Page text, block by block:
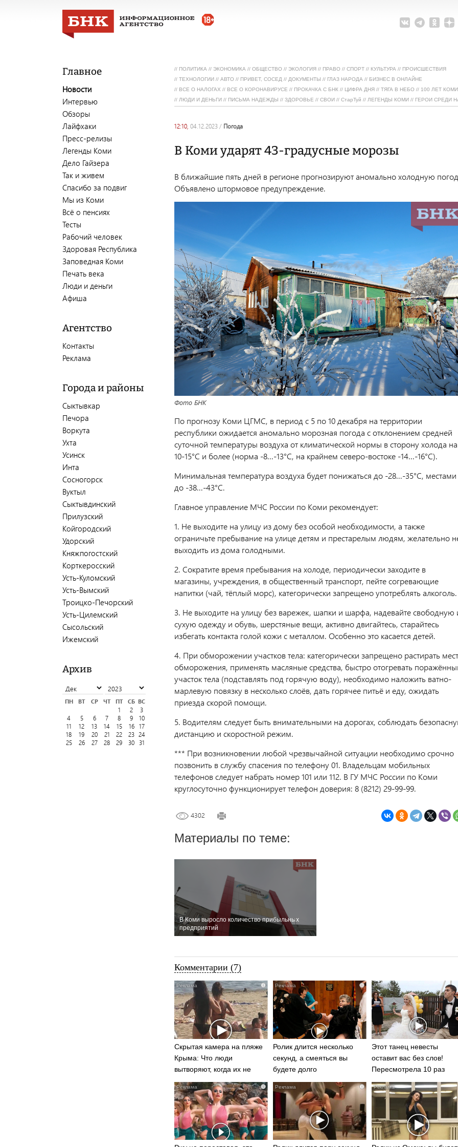
Главное
Новости
Интервью
Обзоры
Лайфхаки
Пресс-релизы
Легенды Коми
Дело Гайзера
Так и живем
Спасибо за подвиг
Мы из Коми
Всё о пенсиях
Тесты
Рабочий человек
Здоровая Республика
Заповедная Коми
Печать века
Люди и деньги
Афиша
Агентство
Контакты
Реклама
Города и районы
Сыктывкар
Печора
Воркута
Ухта
Усинск
Инта
Сосногорск
Вуктыл
Сыктывдинский
Прилузский
Койгородский
Удорский
Княжпогостский
Корткеросский
Усть-Куломский
Усть-Вымский
Троицко-Печорский
Усть-Цилемский
Сысольский
Ижемский
Архив
ПН ВТ СР ЧТ ПТ СБ ВС
1
2
3
4
5 6 7 8 9
10
11
12 13 14 15 16
17
18
19 20 21 22 23 24
25
26 27 28 29 30 31
// ПОЛИТИКА // ЭКОНОМИКА // ОБЩЕСТВО // ЭКОЛОГИЯ // ПРАВО // СПОРТ // КУЛЬТУРА // ПРОИСШЕСТВИЯ
// ТЕХНОЛОГИИ // АВТО // ПРИВЕТ, СОСЕД // ДОКУМЕНТЫ // ГЛАЗ НАРОДА // БИЗНЕС В ОНЛАЙНЕ
// ВСЕ О НАЛОГАХ // ВСЕ О КОРОНАВИРУСЕ // ПРОКАЧКА С БНК // ЦИФРА ДНЯ // ТЯГА В НЕБО // 100 ЛЕТ КОМИ
// ЛЮДИ И ДЕНЬГИ // ПИСЬМА НАДЕЖДЫ // ЗДОРОВЬЕ // СВОИ // СтарТуй // ЛЕГЕНДЫ КОМИ // ГЕРОИ СРЕДИ
12:10, 04.12.2023 / погода
В Коми ударят 43-градусные морозы
В ближайшие пять дней в регионе прогнозируют аномально холодную
Объявлено штормовое предупреждение.
Фото БНК
По прогнозу Коми ЦГМС, в период с 5 по 10 декабря на территории
республики ожидается аномально морозная погода с отклонением средней
суточной температуры воздуха от климатической нормы в сторону холода на
10-15°С и более (норма -8...-13°С, на крайнем северо-востоке -14...-16°С).
Минимальная температура воздуха будет понижаться до -28...-35°С, местами
до -38...-43°С.
Главное управление МЧС России по Коми рекомендует:
1. Не выходите на улицу из дому без особой необходимости, а также
ограничьте пребывание на улице детям и престарелым людям, желательно
выходить из дома голодными.
2. Сократите время пребывания на холоде, периодически заходите в
магазины, учреждения, в общественный транспорт, пейте согревающие
напитки (чай, тёплый морс), категорически запрещено употреблять алкоголь.
3. Не выходите на улицу без варежек, шапки и шарфа, надевайте свободную
сухую одежду и обувь, шерстяные вещи, активно двигайтесь, старайтесь
избегать контакта голой кожи с металлом. Особенно это касается детей.
4. При обморожении участков тела: категорически запрещено растирать
обморожения, применять масляные средства, быстро отогревать
участок тела (подставлять под горячую воду), необходимо наложить ватно-
марлевую повязку в несколько слоёв, дать горячее питьё и еду, ожидать
приезда скорой помощи.
5. Водителям следует быть внимательными на дорогах, соблюдать
дистанцию и скоростной режим.
*** При возникновении любой чрезвычайной ситуации необходимо срочно
позвонить в службу спасения по телефону 01. Владельцам мобильных
телефонов следует набрать номер 101 или 112. В ГУ МЧС России по Коми
круглосуточно функционирует телефон доверия: 8 (8212) 29-99-99.
4302
Материалы по теме:
В Коми выросло количество прибыльных
предприятий
Комментарии (7)
i
Скрытая камера на пляже
Крыма: Что люди
вытворяют, когда их не
видят...
i
Ролик длится несколько
секунд, а смеяться вы
будете долго
Этот танец невесты
оставит вас без слов!
Пересмотрела 10 раз
i i